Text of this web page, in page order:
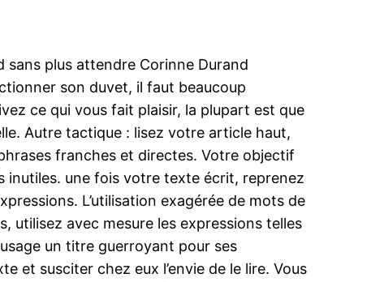
sans plus attendre Corinne Durand
son duvet, il faut beaucoup
ce qui vous fait plaisir, la plupart est que
Autre tactique : lisez votre article haut,
franches et directes. Votre objectif
inutiles. une fois votre texte écrit, reprenez
L’utilisation exagérée de mots de
utilisez avec mesure les expressions telles
un titre guerroyant pour ses
et susciter chez eux l’envie de le lire. Vous